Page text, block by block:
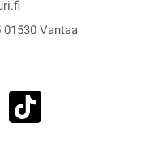
Vantaa
Instagram